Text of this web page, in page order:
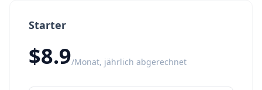
Starter
$8.9/Monat, jährlich abgerechnet